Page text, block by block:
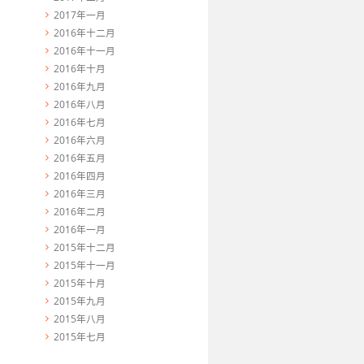
2017年一月
2016年十二月
2016年十一月
2016年十月
2016年九月
2016年八月
2016年七月
2016年六月
2016年五月
2016年四月
2016年三月
2016年二月
2016年一月
2015年十二月
2015年十一月
2015年十月
2015年九月
2015年八月
2015年七月